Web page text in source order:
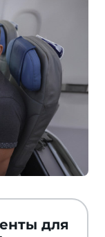
для